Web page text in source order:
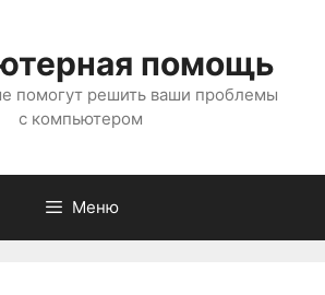
помощь
помогут решить ваши проблемы
с компьютером
Меню